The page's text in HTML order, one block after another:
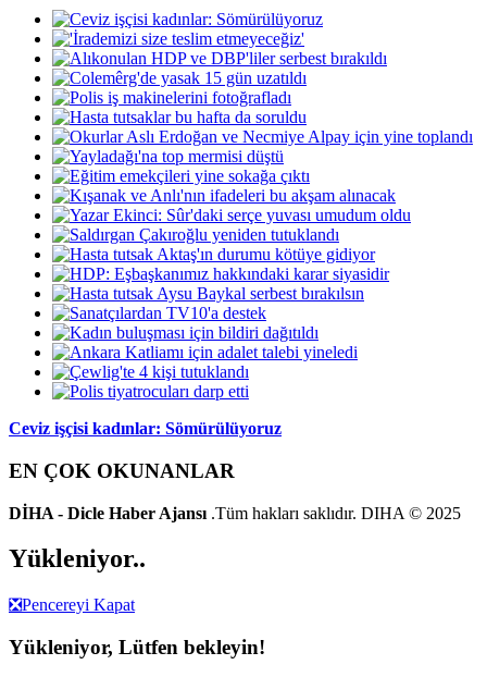
Ceviz işçisi kadınlar: Sömürülüyoruz
EN ÇOK OKUNANLAR
DİHA - Dicle Haber Ajansı .Tüm hakları saklıdır. DIHA © 2025
Yükleniyor..
❎Pencereyi Kapat
Yükleniyor, Lütfen bekleyin!